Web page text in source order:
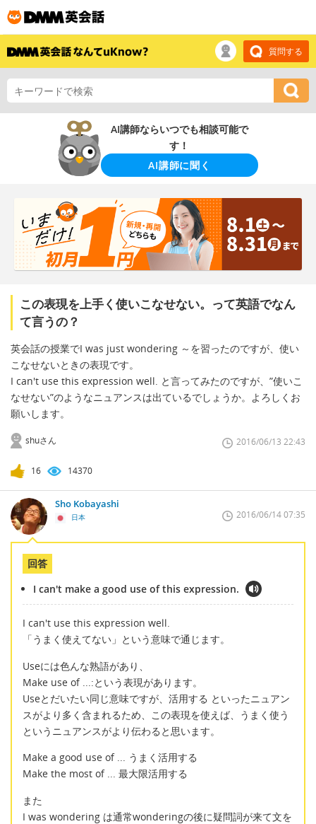
質問する
AI講師ならいつでも相談可能で
す！
AI講師に聞く
この表現を上手く使いこなせない。って英語でなん
て言うの？
英会話の授業でI was just wondering ～を習ったのですが、使い
こなせないときの表現です。
I can't use this expression well. と言ってみたのですが、”使いこ
なせない”のようなニュアンスは出ているでしょうか。よろしくお
願いします。
shuさん 2016/06/13 22:43
16 14370
Sho Kobayashi
日本 2016/06/14 07:35
回答
I can't make a good use of this expression.
I can't use this expression well.
「うまく使えてない」という意味で通じます。
Useには色んな熟語があり、
Make use of ...:という表現があります。
Useとだいたい同じ意味ですが、活用する といったニュアン
スがより多く含まれるため、この表現を使えば、うまく使う
というニュアンスがより伝わると思います。
Make a good use of ... うまく活用する
Make the most of ... 最大限活用する
また
I was wondering は通常wonderingの後に疑問詞が来て文を